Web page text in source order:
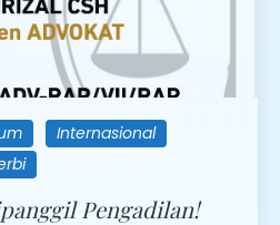
Internasional
Pengadilan!